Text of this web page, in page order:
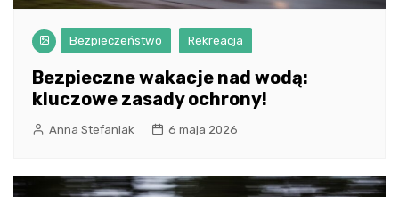
Bezpieczeństwo Rekreacja
Bezpieczne wakacje nad wodą:
kluczowe zasady ochrony!
Anna Stefaniak 6 maja 2026